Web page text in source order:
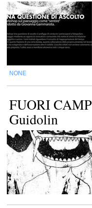
NONE
FUORI
Guidolin